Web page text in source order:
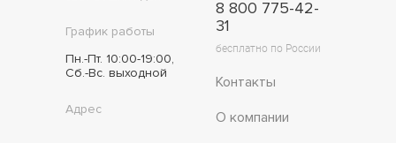
График работы
Пн.-Пт. 10:00-19:00,
Сб.-Вс. выходной
Адрес
8 800 775-42-
31
бесплатно по России
Контакты
О компании